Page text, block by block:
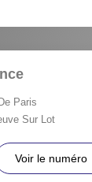
Paris
Sur Lot
Voir le numéro